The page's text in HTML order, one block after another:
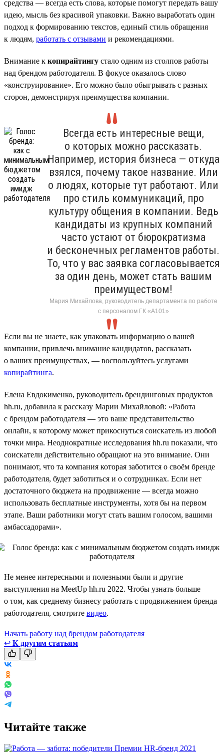
средства — всегда есть слова, которые помогут передать вашу
идею, мысль без красивой упаковки. Важно выработать один
подход к формированию текстов, единый стиль обращения
к людям, работать с отзывами и рекомендациями.
Внимание к копирайтингу стало одним из столпов работы
над брендом работодателя. В фокусе оказалось слово
«конструирование». Его можно было обыгрывать с разных
сторон, демонстрируя преимущества компании.
Всегда есть интересные вещи,
о которых можно рассказать.
Например, история бизнеса — откуда
взялся, почему такое название. Или
о людях, которые тут работают. Или
про стиль коммуникаций, про
культуру общения в компании. Ведь
кандидаты из крупных компаний
часто устают от бюрократизма
и бесконечных регламентов работы.
То, что у вас заявка согласовывается
за один день, может стать вашим
преимуществом!
Мария Михайлова, руководитель департамента по работе
с персоналом ГК «А101»
Если вы не знаете, как упаковать информацию о вашей
компании, привлечь внимание кандидатов, рассказать
о ваших преимуществах, — воспользуйтесь услугами
копирайтинга.
Елена Евдокименко, руководитель брендинговых продуктов
hh.ru, добавила к рассказу Марии Михайловой: «Работа
с брендом работодателя — это ваше представительство
онлайн, к которому может прикоснуться соискатель из любой
точки мира. Неоднократные исследования hh.ru показали, что
соискатели действительно обращают на это внимание. Они
понимают, что та компания которая заботится о своём бренде
работодателя, будет заботиться и о сотрудниках. Если нет
достаточного бюджета на продвижение — всегда можно
использовать бесплатные инструменты, хотя бы на первом
этапе. Ваши работники могут стать вашим голосом, вашими
амбассадорами».
Не менее интересными и полезными были и другие
выступления на MeetUp hh.ru 2022. Чтобы узнать больше
о том, как среднему бизнесу работать с продвижением бренда
работодателя, смотрите видео.
Начать работу над брендом работодателя
↩ К другим статьям
Читайте также